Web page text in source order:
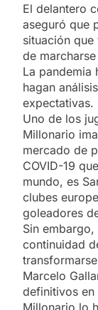
El delantero
aseguró que
situación
de
La pandemia
hagan
expectativas.
Uno de los
Millonario
mercado de
COVID-19
mundo, es
clubes
goleadores
Sin
continuidad
Marcelo
definitivos en
Millonario lo